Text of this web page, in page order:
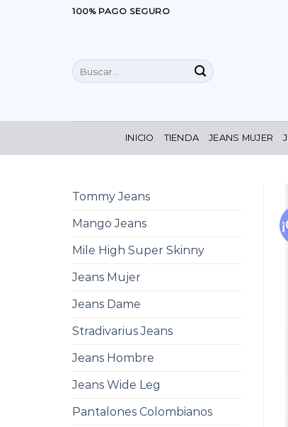
100% PAGO SEGURO
Buscar
por:
INICIO TIENDA JEANS MUJER
Tommy Jeans
Mango Jeans
Mile High Super Skinny
Jeans Mujer
Jeans Dame
Stradivarius Jeans
Jeans Hombre
Jeans Wide Leg
Pantalones Colombianos